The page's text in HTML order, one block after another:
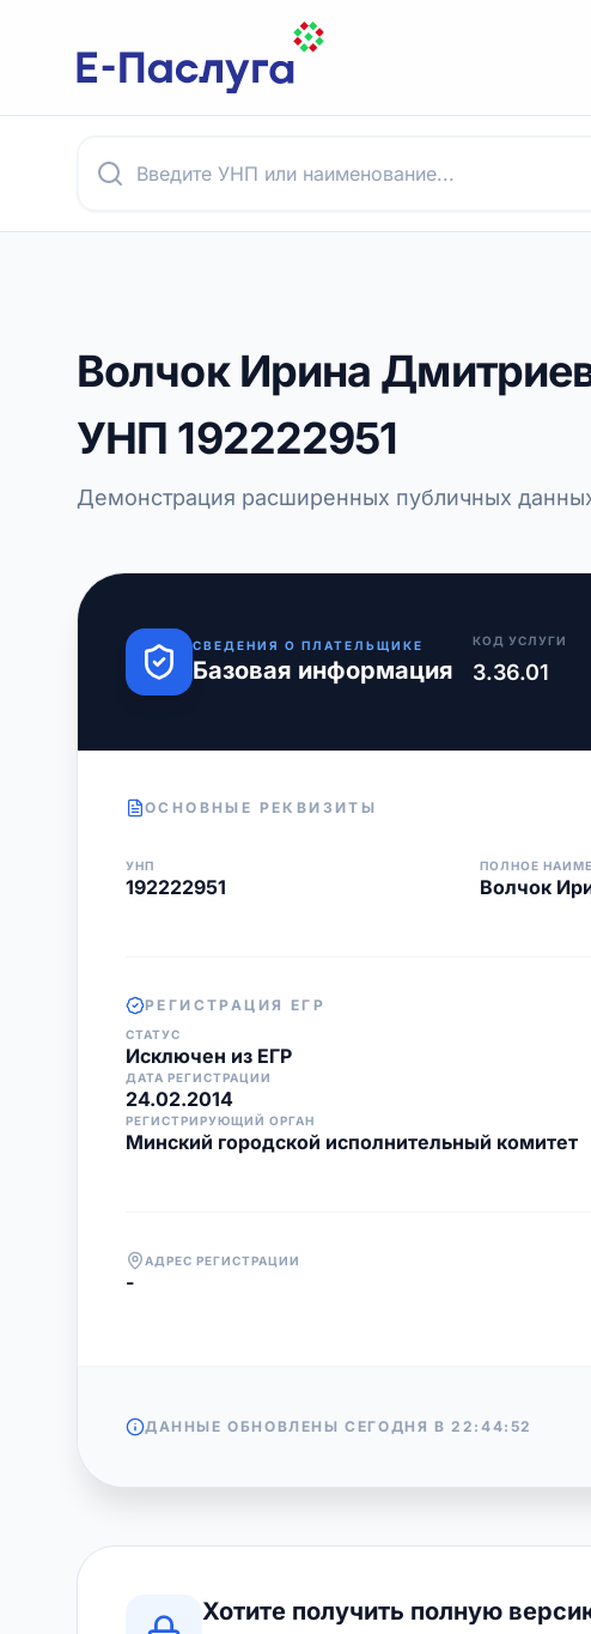
Волчок Ирина
УНП 192222951
Демонстрация расширенных публичных
СВЕДЕНИЯ О ПЛАТЕЛЬЩИКЕ
Базовая информация
КОД УСЛУГИ
3.36.01
ОСНОВНЫЕ РЕКВИЗИТЫ
УНП
192222951
ПОЛНОЕ
Волчок
РЕГИСТРАЦИЯ ЕГР
СТАТУС
Исключен из ЕГР
ДАТА РЕГИСТРАЦИИ
24.02.2014
РЕГИСТРИРУЮЩИЙ ОРГАН
Минский городской исполнительный комитет
АДРЕС РЕГИСТРАЦИИ
-
ДАННЫЕ ОБНОВЛЕНЫ СЕГОДНЯ В22:44:52
Хотите получить полную